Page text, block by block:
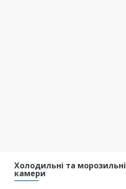
Холодильні та морозильні
камери